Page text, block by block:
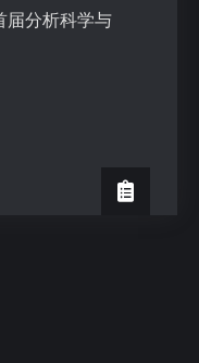
届分析科学与